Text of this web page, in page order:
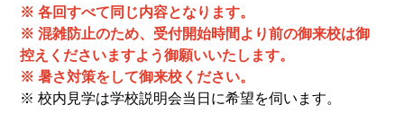
※ 各回すべて同じ内容となります。
※ 混雑防止のため、受付開始時間より前の御来校は御
控えくださいますよう御願いいたします。
※ 暑さ対策をして御来校ください。
※ 校内見学は学校説明会当日に希望を伺います。